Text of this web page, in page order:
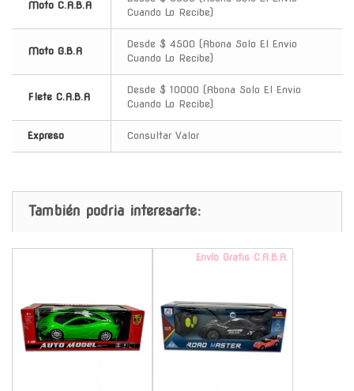
Moto C.A.B.A
Cuando Lo Recibe)
Moto G.B.A
Desde $ 4500 (Abona Solo El Envio
Cuando Lo Recibe)
Flete C.A.B.A
Desde $ 10000 (Abona Solo El Envio
Cuando Lo Recibe)
Expreso Consultar Valor
También podria interesarte:
Envío Gratis C.A.B.A.